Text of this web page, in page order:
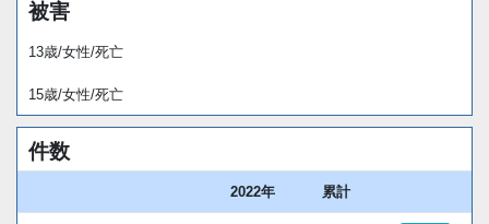
被害
13歳/女性/死亡
15歳/女性/死亡
件数
2022年 累計